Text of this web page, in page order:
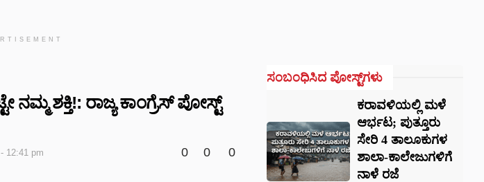
ನಮ್ಮ ಶಕ್ತಿ!: ರಾಜ್ಯ ಕಾಂಗ್ರೆಸ್ ಪೋಸ್ಟ್‌
12:41 pm 0 0 0
ಸಂಬಂಧಿಸಿದ ಪೋಸ್ಟ್‌ಗಳು
ಕರಾವಳಿಯಲ್ಲಿ ಮಳೆ
ಆರ್ಭಟ; ಪುತ್ತೂರು
ಸೇರಿ 4 ತಾಲೂಕುಗಳ
ಶಾಲಾ-ಕಾಲೇಜುಗಳಿಗೆ
ನಾಳೆ ರಜೆ